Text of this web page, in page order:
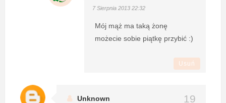
7 Sierpnia 2013 22:32
Mój mąż ma taką żonę
możecie sobie piątkę przybić :)
Usuń
Unknown